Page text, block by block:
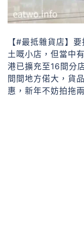
【#最抵雜貨店】
土嘅小店，但當中
港已擴充至16間分
間間地方偌大，貨
惠，新年不妨拍拖